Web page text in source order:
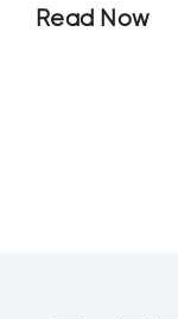
60 culturas
Read Now